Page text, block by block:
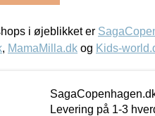
i øjeblikket er
, MamaMilla.dk og Kids-
Levering på 1-3